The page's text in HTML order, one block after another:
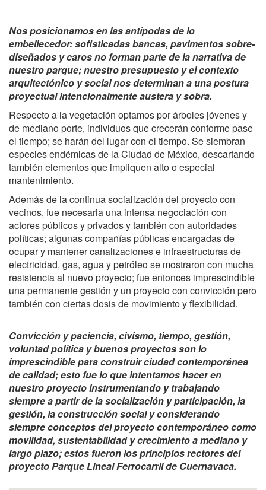
Nos posicionamos en las antípodas de lo
embellecedor: sofisticadas bancas, pavimentos sobre-
diseñados y caros no forman parte de la narrativa de
nuestro parque; nuestro presupuesto y el contexto
arquitectónico y social nos determinan a una postura
proyectual intencionalmente austera y sobra.
Respecto a la vegetación optamos por árboles jóvenes y
de mediano porte, individuos que crecerán conforme pase
el tiempo; se harán del lugar con el tiempo. Se siembran
especies endémicas de la Ciudad de México, descartando
también elementos que impliquen alto o especial
mantenimiento.
Además de la continua socialización del proyecto con
vecinos, fue necesaria una intensa negociación con
actores públicos y privados y también con autoridades
políticas; algunas compañías públicas encargadas de
ocupar y mantener canalizaciones e infraestructuras de
electricidad, gas, agua y petróleo se mostraron con mucha
resistencia al nuevo proyecto; fue entonces imprescindible
una permanente gestión y un proyecto con convicción pero
también con ciertas dosis de movimiento y flexibilidad.
Convicción y paciencia, civismo, tiempo, gestión,
voluntad política y buenos proyectos son lo
imprescindible para construir ciudad contemporánea
de calidad; esto fue lo que intentamos hacer en
nuestro proyecto instrumentando y trabajando
siempre a partir de la socialización y participación, la
gestión, la construcción social y considerando
siempre conceptos del proyecto contemporáneo como
movilidad, sustentabilidad y crecimiento a mediano y
largo plazo; estos fueron los principios rectores del
proyecto Parque Lineal Ferrocarril de Cuernavaca.